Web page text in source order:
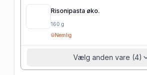
Risonipasta øko.
160 g
Nemlig
Vælg anden vare (4)